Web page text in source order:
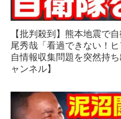
【批判殺到】熊本地震で
尾秀哉「看過できない！
自情報収集問題を突然持
ャンネル】